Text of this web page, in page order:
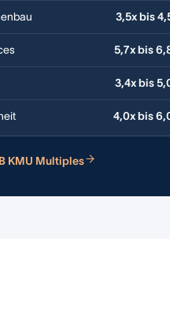
3,5x bis
5,7x bis
3,4x bis
4,0x bis
KMU Multiples